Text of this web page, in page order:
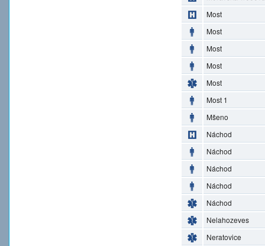
Most
Most
Most
Most
Most
Most 1
Mšeno
Náchod
Náchod
Náchod
Náchod
Náchod
Nelahozeves
Neratovice